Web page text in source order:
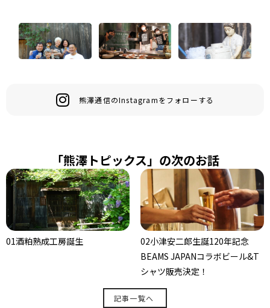
熊澤通信のInstagramをフォローする
「熊澤トピックス」の次のお話
01酒粕熟成工房誕生
02小津安二郎生誕120年記念
BEAMS JAPANコラボビール&T
シャツ販売決定！
記事一覧へ